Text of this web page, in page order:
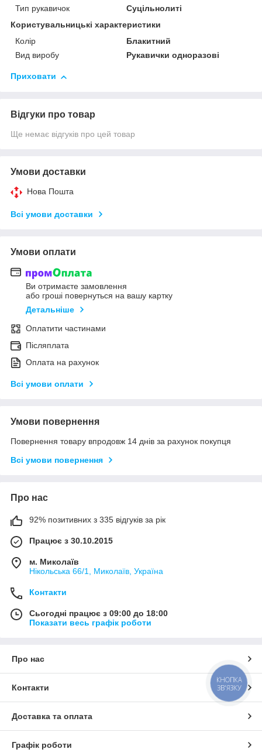
Тип рукавичок
Суцільнолиті
Користувальницькі характеристики
Колір
Блакитний
Вид виробу
Рукавички одноразові
Приховати
Відгуки про товар
Ще немає відгуків про цей товар
Умови доставки
Нова Пошта
Всі умови доставки
Умови оплати
Ви отримаєте замовлення
або гроші повернуться на вашу картку
Детальніше
Оплатити частинами
Післяплата
Оплата на рахунок
Всі умови оплати
Умови повернення
Повернення товару впродовж 14 днів за рахунок покупця
Всі умови повернення
Про нас
92% позитивних з 335 відгуків за рік
Працює з 30.10.2015
м. Миколаїв
Нікольська 66/1, Миколаїв, Україна
Контакти
Сьогодні працює з 09:00 до 18:00
Показати весь графік роботи
Про нас
Контакти
Доставка та оплата
Графік роботи
КНОПКА
ЗВ'ЯЗКУ